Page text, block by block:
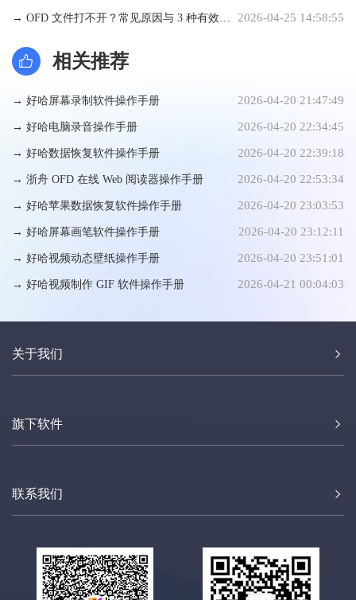
→ OFD 文件打不开？常见原因与 3 种有效解 2026-04-25 14:58:55
相关推荐
→ 好哈屏幕录制软件操作手册 2026-04-20 21:47:49
→ 好哈电脑录音操作手册 2026-04-20 22:34:45
→ 好哈数据恢复软件操作手册 2026-04-20 22:39:18
→ 浙舟 OFD 在线 Web 阅读器操作手册 2026-04-20 22:53:34
→ 好哈苹果数据恢复软件操作手册 2026-04-20 23:03:53
→ 好哈屏幕画笔软件操作手册 2026-04-20 23:12:11
→ 好哈视频动态壁纸操作手册 2026-04-20 23:51:01
→ 好哈视频制作 GIF 软件操作手册 2026-04-21 00:04:03
关于我们
旗下软件
联系我们